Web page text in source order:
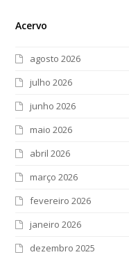
Acervo
agosto 2026
julho 2026
junho 2026
maio 2026
abril 2026
março 2026
fevereiro 2026
janeiro 2026
dezembro 2025